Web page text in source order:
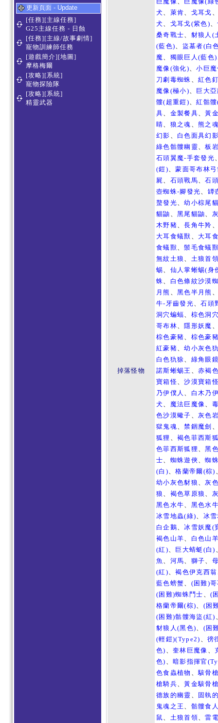
更新頁面 - Update
[任務][主線任務]
G25主線任務 - 日蝕
[任務][主線/故事劇情]
寵物訓練師任務
[遊戲簡介][地圖]
摩格梅爾
[攻略][系統]
寵物探險隊
[攻略][系統]
精靈武器
掉落怪物
犬 、 萊肯、 戈耳戈
犬 、 戈耳戈(紫色)、
桑奇戰士、 豺狼人(
(藍色)、 盜墓者(白
魔、 獨眼巨人(藍色)
魔像(強化)、小巨
刀劇毒蜘蛛 、紅色
魔像(極小)、
巨大
髏(超重鎧)、紅骷
具、 金製餐具、黃
睛、 狼之魂 、熊之
幻影 、 白色面具幻
綠色骷髏幽靈、板
石頭翼魔-手套發光
(鎧)、蒙面哥布林
屍、 石頭戰馬、石
壺蜘蛛-腳發光、 罈
螯發光、幼小棕尾
貓鼬 、黑尾貓鼬、
木野豬、長角牛羚
大耳食蟻獸 、 大耳
食蟻獸、鬃毛食蟻
無紋土狼 、 土狼首
蜴、 仙人掌蜥蜴(身
蛛、 白色條紋沙漠
月熊 、黑色半月熊
牛-牙齒發光、石頭
洞穴蝙蝠、 棕色洞
哥布林、 隱形妖魔
棕色豪豬、 棕色豪
紅豪豬、幼小灰色
白色犰狳、 綠角眼
諾斯蜥蜴王 、赤褐
寶箱怪、沙漠寶箱
乃伊僕人 、 白木乃
犬 、 魔法巨魔像、
色沙漠蠍子 、灰色
獄鬼魂、禁錮魔劍
狐狸 、褐色菲西斯
色菲西斯狐狸 、黑
士、 蜘蛛遊俠、蜘
(白)、格蘭帝爾(棕)
幼小灰色豺狼 、灰
狼 、 褐色草原狼 、
黑色水牛、 黑色水
冰雪地蟲(綠)、 冰
白企鵝、冰雪妖魔(
褐色山羊、 白色山
(紅)、 巨大蜻蜓(白)
魚 、 河馬、 獅子、
(紅)、褐色伊克西翁
藍色螃蟹、 (困難)
(困難)蜘蛛鬥士 、(
格蘭帝爾(棕)、 (困
(困難)骷髏海盜(紅)
豺狼人(黑色)、 (困
(輕鎧)(Type2) 、徬
色) 、奎林巨魔像 、
色) 、暗影指揮官
色食蟲植物 、駭骨
槍騎兵、黃金駭骨
德族的幽靈 、
固執
鬼魂之王 、 骷髏食
鼠、 土狼首領、雷